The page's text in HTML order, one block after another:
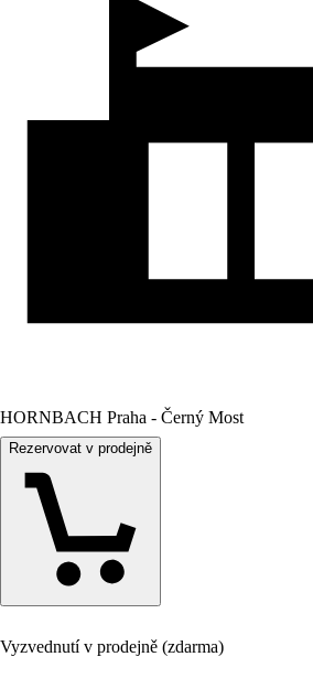
HORNBACH Praha - Černý Most
Rezervovat v prodejně
Vyzvednutí v prodejně (zdarma)